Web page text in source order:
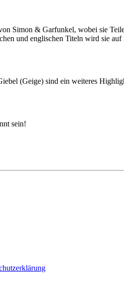
Simon & Garfunkel, wobei sie
und englischen Titeln wird sie
(Geige) sind ein weiteres
sein!